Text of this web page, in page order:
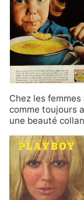
Chez les
comme toujours
une beauté